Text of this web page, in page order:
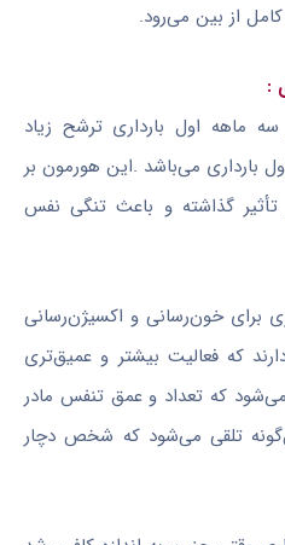
از بین می‌رود.
:
ماهه اول بارداری ترشح زیاد
بارداری می‌باشد .این هورمون بر
تأثیر گذاشته و باعث تنگی نفس
برای خون‌رسانی و اکسیژن‌رسانی
که فعالیت بیشتر و عمیق‌تری
که تعداد و عمق تنفس مادر
تلقی می‌شود که شخص دچار